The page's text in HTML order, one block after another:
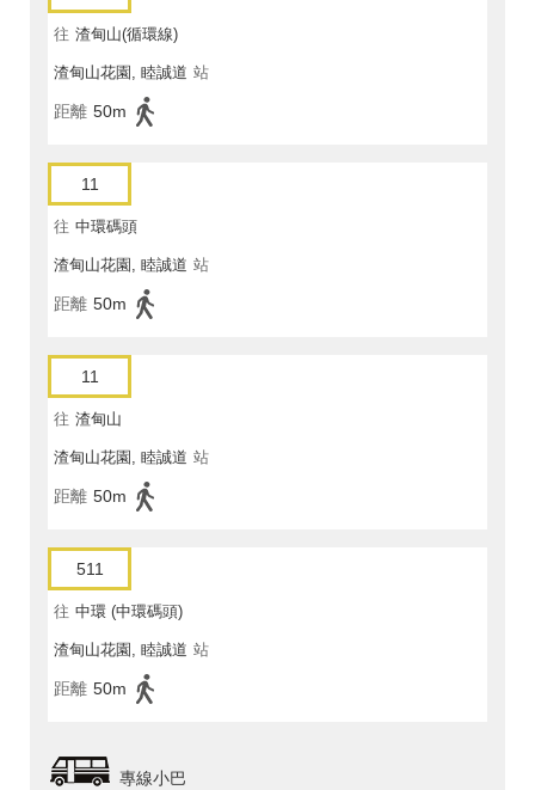
往 渣甸山(循環線)
渣甸山花園, 睦誠道 站
距離 50m
11
往 中環碼頭
渣甸山花園, 睦誠道 站
距離 50m
11
往 渣甸山
渣甸山花園, 睦誠道 站
距離 50m
511
往 中環 (中環碼頭)
渣甸山花園, 睦誠道 站
距離 50m
專線小巴